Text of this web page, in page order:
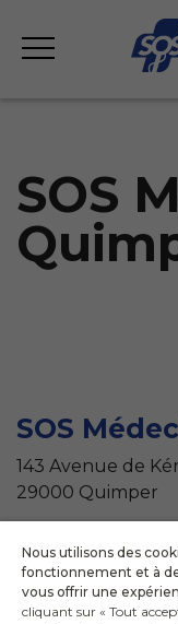
SOS
SOS
143 Avenue de
29000 Quimper
Téléphone
Téléphone local :
Nous utilisons des
fonctionnement et à
vous offrir une
cliquant sur « Tout